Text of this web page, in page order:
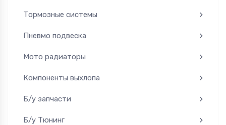
Тормозные системы
Пневмо подвеска
Мото радиаторы
Компоненты выхлопа
Б/у запчасти
Б/у Тюнинг